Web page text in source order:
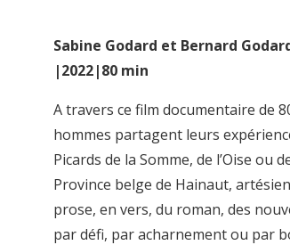
Sabine Godard et Bernard
|2022|80 min
A travers ce film documentaire de
hommes partagent leurs
Picards de la Somme, de l’Oise ou
Province belge de Hainaut,
prose, en vers, du roman, des
par défi, par acharnement ou par